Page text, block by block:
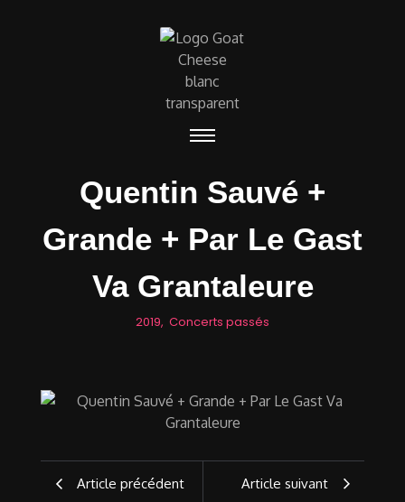
Quentin Sauvé +
Grande + Par Le Gast
Va Grantaleure
2019, Concerts passés
Article précédent Article suivant